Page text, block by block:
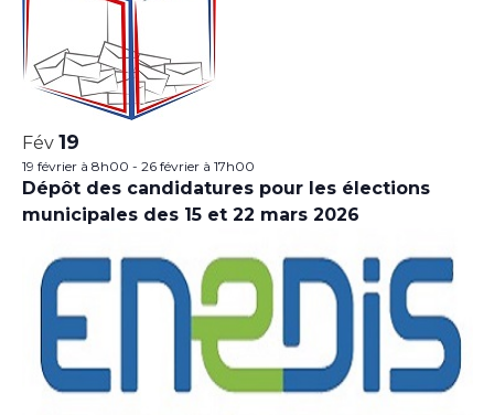
Fév 19
19 février à 8h00 - 26 février à 17h00
Dépôt des candidatures pour les élections
municipales des 15 et 22 mars 2026